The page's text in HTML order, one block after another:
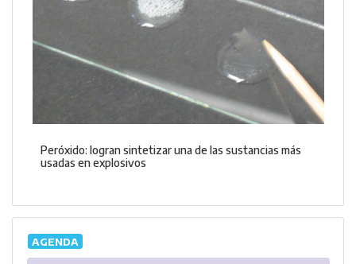
Peróxido: logran sintetizar una de las sustancias más
usadas en explosivos
AGENDA